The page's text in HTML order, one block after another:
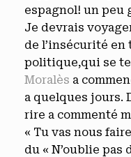
espagnol! un peu
Je devrais
de l’insécurité
politique,qui se
Moralès a
a quelques jours.
rire a commenté
« Tu vas nous
du « N’oublie